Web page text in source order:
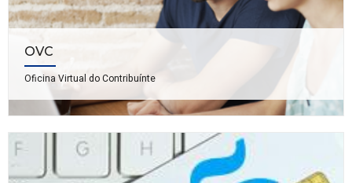
OVC
Oficina Virtual do Contribuínte